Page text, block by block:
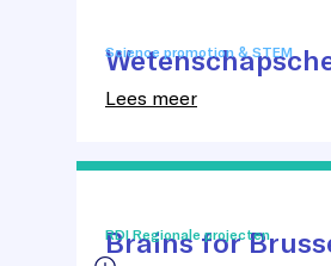
Wetenschapscheques
Science promotion & STEM
Lees meer
RDI Regionale projecten
Brains for